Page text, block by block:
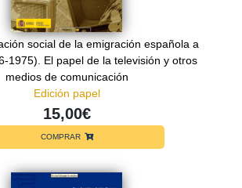
social de la emigración española a
1975). El papel de la televisión y otros
medios de comunicación
Edición papel
15,00€
COMPRAR